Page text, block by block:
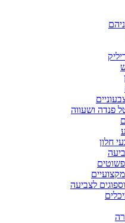
פנדה ושעווה
חלון
לצביעה